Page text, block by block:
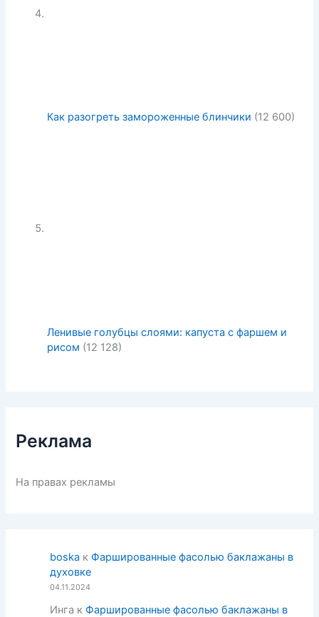
Как разогреть замороженные блинчики (12 600)
Ленивые голубцы слоями: капуста с фаршем и
рисом (12 128)
Реклама
На правах рекламы
boska к Фаршированные фасолью баклажаны в
духовке
04.11.2024
Инга к Фаршированные фасолью баклажаны в